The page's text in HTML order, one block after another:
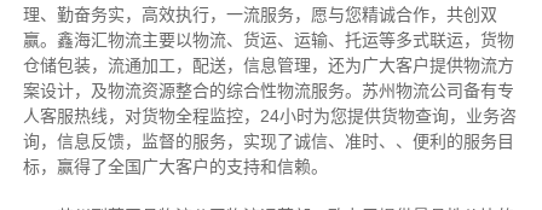
理、勤奋务实，高效执行，一流服务，愿与您精诚合作，共创双
赢。鑫海汇物流主要以物流、货运、运输、托运等多式联运，货物
仓储包装，流通加工，配送，信息管理，还为广大客户提供物流方
案设计，及物流资源整合的综合性物流服务。苏州物流公司备有专
人客服热线，对货物全程监控，24小时为您提供货物查询，业务咨
询，信息反馈，监督的服务，实现了诚信、准时、、便利的服务目
标，赢得了全国广大客户的支持和信赖。